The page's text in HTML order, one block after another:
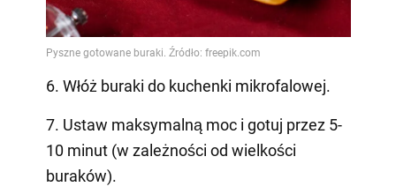
6. Włóż buraki do kuchenki mikrofalowej.
7. Ustaw maksymalną moc i gotuj przez 5-
10 minut (w zależności od wielkości
buraków).